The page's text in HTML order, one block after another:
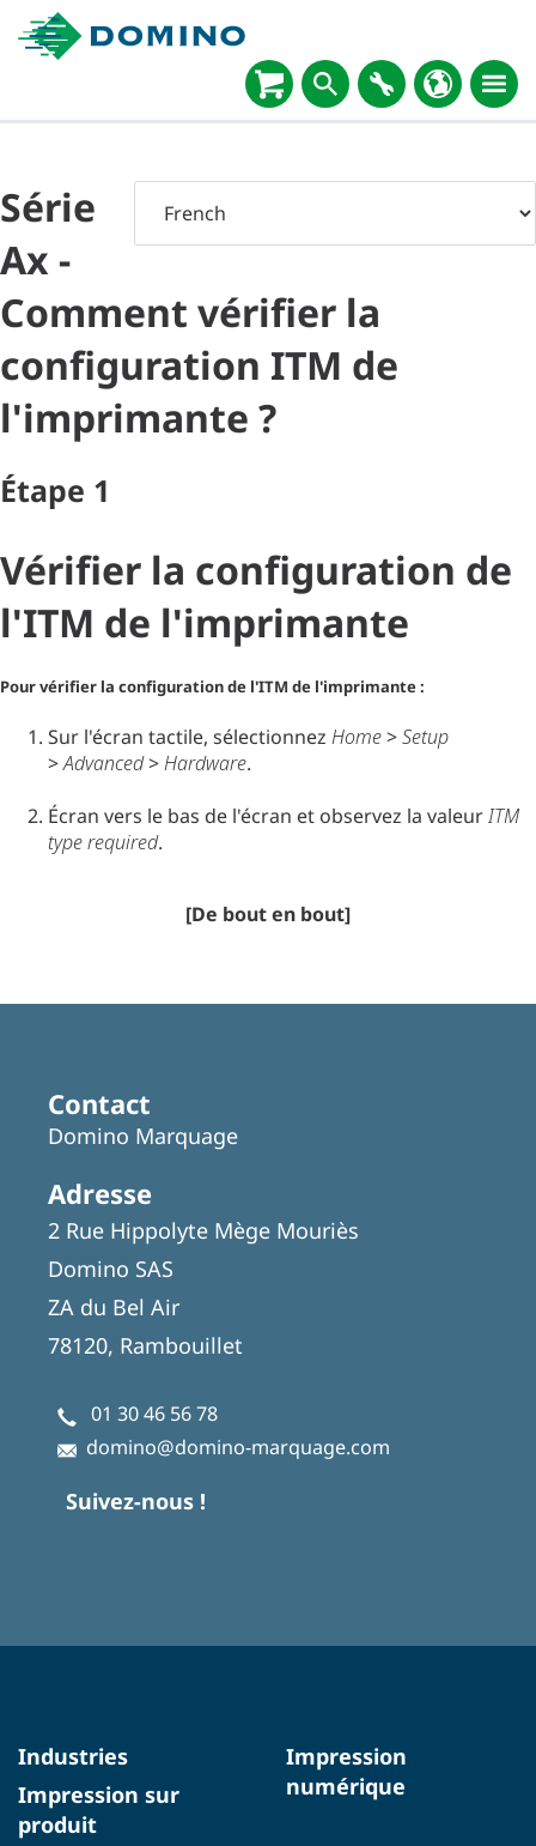
Série
Ax -
Comment vérifier la
configuration ITM de
l'imprimante ?
Étape 1
Vérifier la configuration de
l'ITM de l'imprimante
Pour vérifier la configuration de l'ITM de l'imprimante :
Sur l'écran tactile, sélectionnez Home>Setup
>Advanced>Hardware.
Écran vers le bas de l'écran et observez la valeurITM
type required.
[De bout en bout]
Contact
Domino Marquage
Adresse
2 Rue Hippolyte Mège Mouriès
Domino SAS
ZA du Bel Air
78120, Rambouillet
01 30 46 56 78
domino@domino-marquage.com
Suivez-nous !
Industries
Impression sur
produit
Impression
numérique